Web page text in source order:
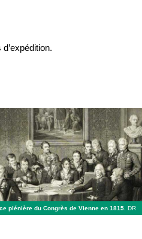
plénière du Congrès de Vienne en 1815. DR